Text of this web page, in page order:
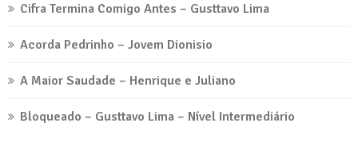
Cifra Termina Comigo Antes – Gusttavo Lima
Acorda Pedrinho – Jovem Dionisio
A Maior Saudade – Henrique e Juliano
Bloqueado – Gusttavo Lima – Nível Intermediário